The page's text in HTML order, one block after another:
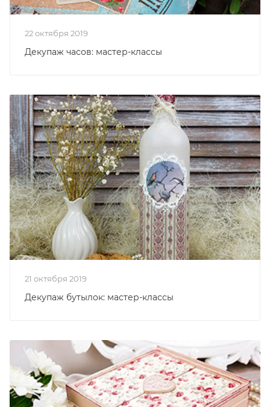
22 октября 2019
Декупаж часов: мастер-классы
21 октября 2019
Декупаж бутылок: мастер-классы